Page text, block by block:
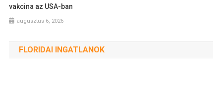
vakcina az USA-ban
augusztus 6, 2026
FLORIDAI INGATLANOK